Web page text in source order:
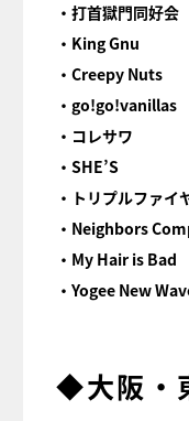
・打首獄門同好会
・King Gnu
・Creepy Nuts
・go!go!vanillas
・コレサワ
・SHE’S
・トリプルファイ
・Neighbors
・My Hair is Bad
・Yogee New
◆大阪・